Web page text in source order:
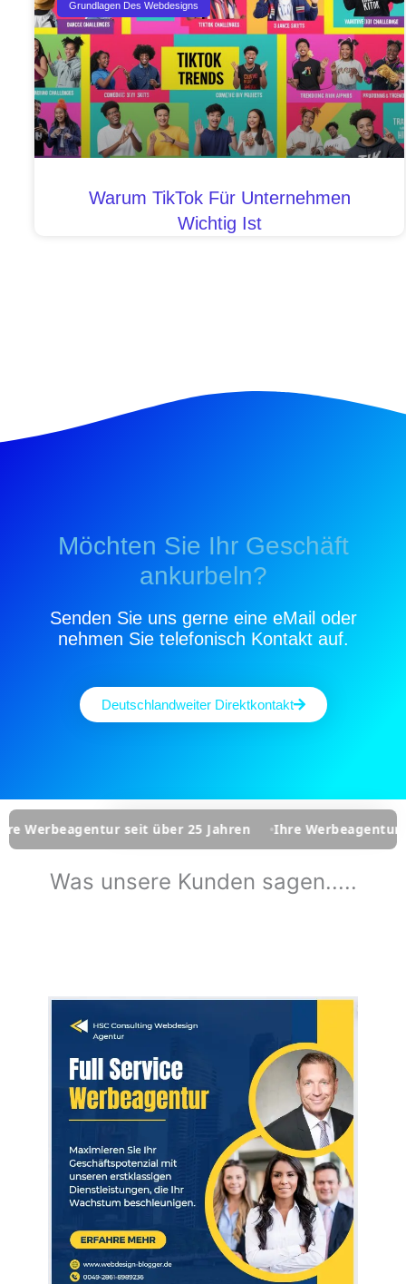
Grundlagen Des Webdesigns
Warum TikTok Für Unternehmen
Wichtig Ist
Möchten Sie Ihr Geschäft
ankurbeln?
Senden Sie uns gerne eine eMail oder
nehmen Sie telefonisch Kontakt auf.
Deutschlandweiter Direktkontakt
seit über 25 Jahren Ihre Werbeagentur seit über 25
Was unsere Kunden sagen.....